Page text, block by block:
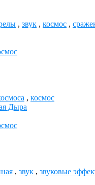
, звук , космос ,
, космос
Дыра
, звук , звуковые